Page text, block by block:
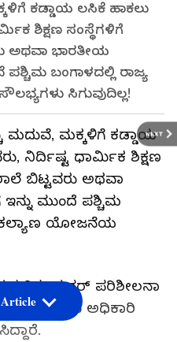
NEXT
ಕಡ್ಡಾಯ ಲಸಿಕೆ ಹಾಕಲು
ಶಿಕ್ಷಣ ಸಂಸ್ಥೆಗಳಿಗೆ
ಅಥವಾ ಭಾರತೀಯ
ಪಶ್ಚಿಮ ಬಂಗಾಳದಲ್ಲಿ ರಾಜ್ಯ
ಸಿಗುವುದಿಲ್ಲ!
ಮದುವೆ, ಮಕ್ಕಳಿಗೆ ಕಡ್ಡಾಯ
ನಿರ್ದಿಷ್ಟ ಧಾರ್ಮಿಕ ಶಿಕ್ಷಣ
ಬಿಟ್ಟವರು ಅಥವಾ
ಮುಂದೆ ಪಶ್ಚಿಮ
ಕಲ್ಯಾಣ ಯೋಜನೆಯ
ಪುನರ್‌ ಪರಿಶೀಲನಾ
ಸುವೇಂದು ಅಧಿಕಾರಿ